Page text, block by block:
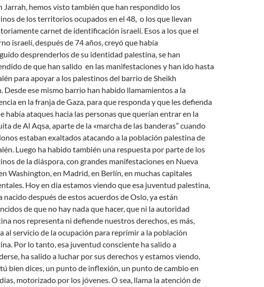
Jarrah, hemos visto también que han respondido los
de los territorios ocupados en el 48, o los que llevan
carnet de identificación israelí. Esos a los que el
israelí, después de 74 años, creyó que había
desprenderlos de su identidad palestina, se han
de que han salido en las manifestaciones y han ido hasta
para apoyar a los palestinos del barrio de Sheikh
Desde ese mismo barrio han habido llamamientos a la
en la franja de Gaza, para que responda y que les defienda
había ataques hacia las personas que querían entrar en la
de Al Aqsa, aparte de la «marcha de las banderas” cuando
estaban exaltados atacando a la población palestina de
Luego ha habido también una respuesta por parte de los
de la diáspora, con grandes manifestaciones en Nueva
Washington, en Madrid, en Berlín, en muchas capitales
Hoy en día estamos viendo que esa juventud palestina,
nacido después de estos acuerdos de Oslo, ya están
de que no hay nada que hacer, que ni la autoridad
nos representa ni defiende nuestros derechos, es más,
al servicio de la ocupación para reprimir a la población
Por lo tanto, esa juventud consciente ha salido a
ha salido a luchar por sus derechos y estamos viendo,
bien dices, un punto de inflexión, un punto de cambio en
motorizado por los jóvenes. O sea, llama la atención de